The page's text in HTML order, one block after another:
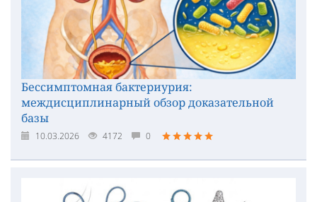
Бессимптомная бактериурия:
междисциплинарный обзор доказательной
базы
10.03.2026 4172 0